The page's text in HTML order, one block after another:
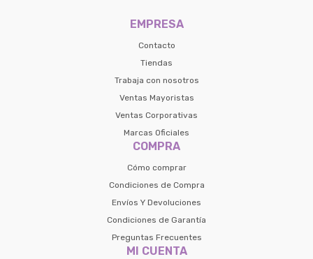
EMPRESA
Contacto
Tiendas
Trabaja con nosotros
Ventas Mayoristas
Ventas Corporativas
Marcas Oficiales
COMPRA
Cómo comprar
Condiciones de Compra
Envíos Y Devoluciones
Condiciones de Garantía
Preguntas Frecuentes
MI CUENTA